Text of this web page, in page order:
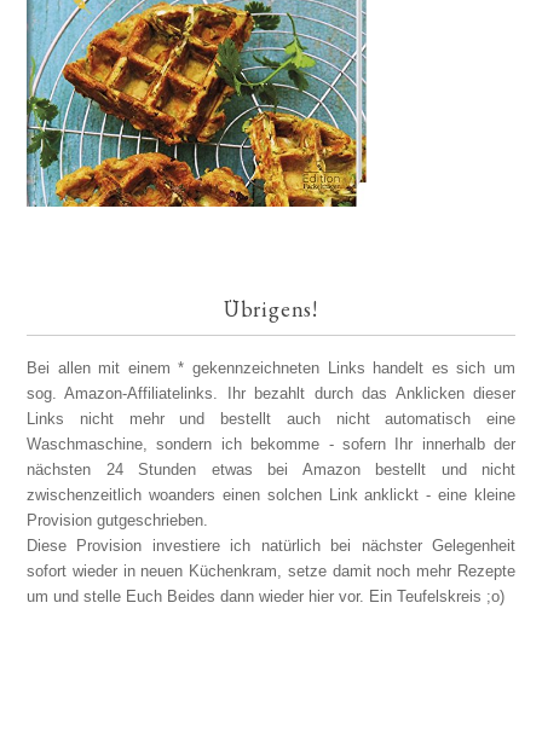
Übrigens!
Bei allen mit einem * gekennzeichneten Links handelt es sich um
sog. Amazon-Affiliatelinks. Ihr bezahlt durch das Anklicken dieser
Links nicht mehr und bestellt auch nicht automatisch eine
Waschmaschine, sondern ich bekomme - sofern Ihr innerhalb der
nächsten 24 Stunden etwas bei Amazon bestellt und nicht
zwischenzeitlich woanders einen solchen Link anklickt - eine kleine
Provision gutgeschrieben.
Diese Provision investiere ich natürlich bei nächster Gelegenheit
sofort wieder in neuen Küchenkram, setze damit noch mehr Rezepte
um und stelle Euch Beides dann wieder hier vor. Ein Teufelskreis ;o)